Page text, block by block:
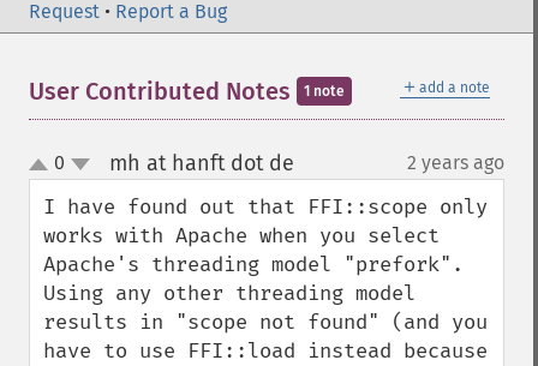
Request • Report a Bug
＋ add a note
User Contributed Notes 1 note
up
down
0 mh at hanft dot de 2 years ago
I have found out that FFI::scope only
works with Apache when you select
Apache's threading model "prefork".
Using any other threading model
results in "scope not found" (and you
have to use FFI::load instead because